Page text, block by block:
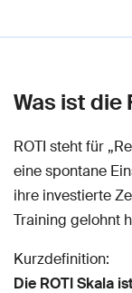
Was ist die
ROTI steht für
eine spontane
ihre investierte
Training gelohnt
Kurzdefinition:
Die ROTI Skala